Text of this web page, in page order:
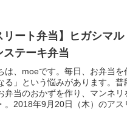
リート弁当】ヒガシマ
ステーキ弁当
は、moeです。毎日、お弁当
る」という悩みがあります。
弁当のおかずを作り、マンネリ
。2018年9月20日（木）のアス